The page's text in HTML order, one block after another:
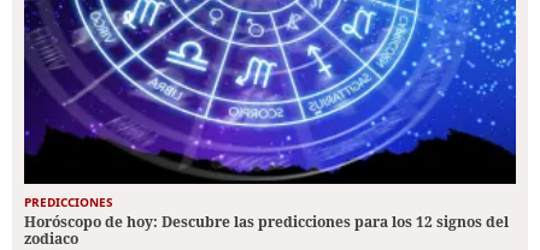
PREDICCIONES
Horóscopo de hoy: Descubre las predicciones para los 12 signos del
zodiaco